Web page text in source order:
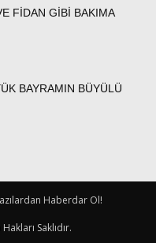
FİDAN GİBİ BAKIMA
BAYRAMIN BÜYÜLÜ
Haberdar Ol!
Saklıdır.